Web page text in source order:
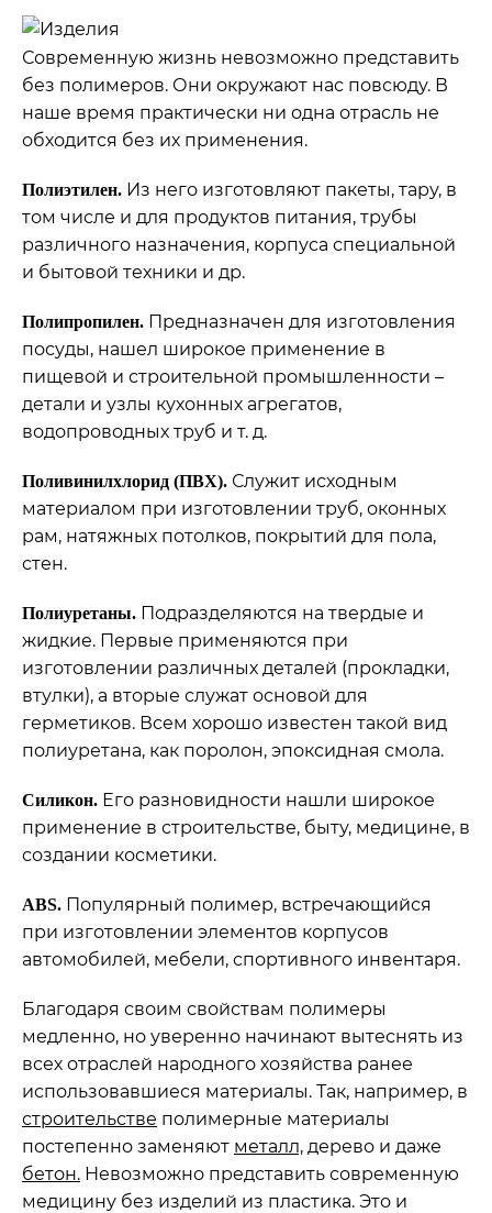
Современную жизнь невозможно представить
без полимеров. Они окружают нас повсюду. В
наше время практически ни одна отрасль не
обходится без их применения.
Полиэтилен. Из него изготовляют пакеты, тару, в
том числе и для продуктов питания, трубы
различного назначения, корпуса специальной
и бытовой техники и др.
Полипропилен. Предназначен для изготовления
посуды, нашел широкое применение в
пищевой и строительной промышленности –
детали и узлы кухонных агрегатов,
водопроводных труб и т. д.
Поливинилхлорид (ПВХ). Служит исходным
материалом при изготовлении труб, оконных
рам, натяжных потолков, покрытий для пола,
стен.
Полиуретаны. Подразделяются на твердые и
жидкие. Первые применяются при
изготовлении различных деталей (прокладки,
втулки), а вторые служат основой для
герметиков. Всем хорошо известен такой вид
полиуретана, как поролон, эпоксидная смола.
Силикон. Его разновидности нашли широкое
применение в строительстве, быту, медицине, в
создании косметики.
ABS. Популярный полимер, встречающийся
при изготовлении элементов корпусов
автомобилей, мебели, спортивного инвентаря.
Благодаря своим свойствам полимеры
медленно, но уверенно начинают вытеснять из
всех отраслей народного хозяйства ранее
использовавшиеся материалы. Так, например, в
строительстве полимерные материалы
постепенно заменяют металл, дерево и даже
бетон. Невозможно представить современную
медицину без изделий из пластика. Это и